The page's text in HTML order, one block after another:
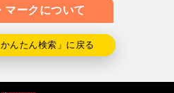
マークについて
んたん検索」に戻る